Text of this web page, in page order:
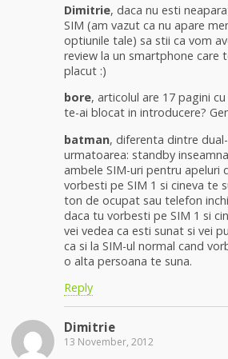
Dimitrie, daca nu esti
SIM (am vazut ca nu apare
optiunile tale) sa stii ca vom
review la un smartphone care
placut :)
bore, articolul are 17 pagini
te-ai blocat in introducere?
batman, diferenta dintre
urmatoarea: standby
ambele SIM-uri pentru apeluri
vorbesti pe SIM 1 si cineva te
ton de ocupat sau telefon
daca tu vorbesti pe SIM 1 si
vei vedea ca esti sunat si vei
ca si la SIM-ul normal cand
o alta persoana te suna.
Reply
Dimitrie
13 November, 2012